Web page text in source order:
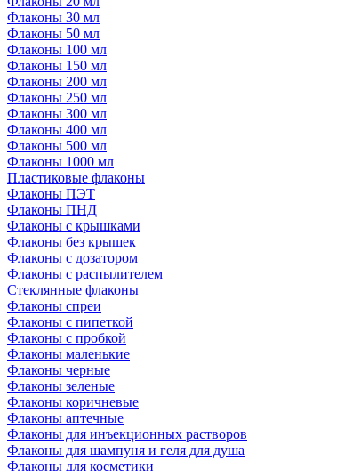
Флаконы 30 мл
Флаконы 50 мл
Флаконы 100 мл
Флаконы 150 мл
Флаконы 200 мл
Флаконы 250 мл
Флаконы 300 мл
Флаконы 400 мл
Флаконы 500 мл
Флаконы 1000 мл
Пластиковые флаконы
Флаконы ПЭТ
Флаконы ПНД
Флаконы с крышками
Флаконы без крышек
Флаконы с дозатором
Флаконы с распылителем
Стеклянные флаконы
Флаконы cпреи
Флаконы с пипеткой
Флаконы с пробкой
Флаконы маленькие
Флаконы черные
Флаконы зеленые
Флаконы коричневые
Флаконы аптечные
Флаконы для инъекционных растворов
Флаконы для шампуня и геля для душа
Флаконы для косметики